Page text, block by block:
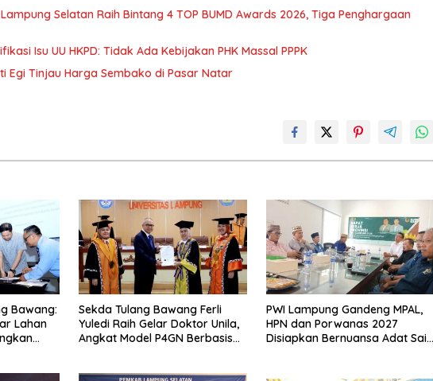
Selatan Raih Bintang 4 TOP BUMD Awards 2026, Tiga Penghargaan
Isu UU HKPD: Tidak Ada Kebijakan PHK Massal PPPK
Egi Tinjau Harga Sembako di Pasar Natar
Bawang:
Lahan
Sekda Tulang Bawang Ferli
Yuledi Raih Gelar Doktor Unila,
Angkat Model P4GN Berbasis
PWI Lampung Gandeng MPAL,
HPN dan Porwanas 2027
Disiapkan Bernuansa Adat Sai